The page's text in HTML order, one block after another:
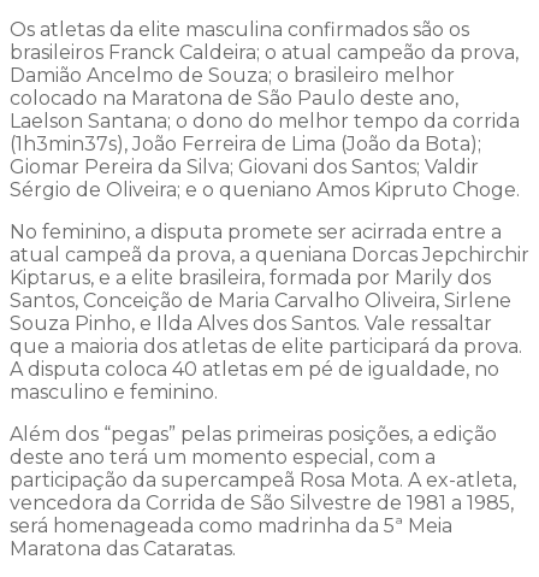
Os atletas da elite masculina confirmados são os
brasileiros Franck Caldeira; o atual campeão da prova,
Damião Ancelmo de Souza; o brasileiro melhor
colocado na Maratona de São Paulo deste ano,
Laelson Santana; o dono do melhor tempo da corrida
(1h3min37s), João Ferreira de Lima (João da Bota);
Giomar Pereira da Silva; Giovani dos Santos; Valdir
Sérgio de Oliveira; e o queniano Amos Kipruto Choge.
No feminino, a disputa promete ser acirrada entre a
atual campeã da prova, a queniana Dorcas Jepchirchir
Kiptarus, e a elite brasileira, formada por Marily dos
Santos, Conceição de Maria Carvalho Oliveira, Sirlene
Souza Pinho, e Ilda Alves dos Santos. Vale ressaltar
que a maioria dos atletas de elite participará da prova.
A disputa coloca 40 atletas em pé de igualdade, no
masculino e feminino.
Além dos “pegas” pelas primeiras posições, a edição
deste ano terá um momento especial, com a
participação da supercampeã Rosa Mota. A ex-atleta,
vencedora da Corrida de São Silvestre de 1981 a 1985,
será homenageada como madrinha da 5ª Meia
Maratona das Cataratas.